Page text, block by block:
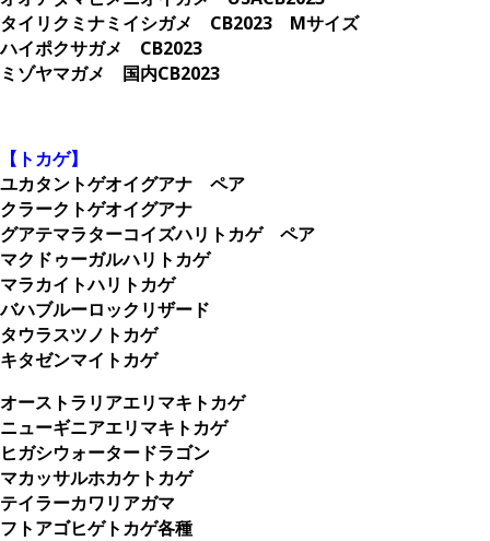
タイリクミナミイシガメ CB2023 Mサイズ
ハイポクサガメ CB2023
ミゾヤマガメ 国内CB2023
【トカゲ】
ユカタントゲオイグアナ ペア
クラークトゲオイグアナ
グアテマラターコイズハリトカゲ ペア
マクドゥーガルハリトカゲ
マラカイトハリトカゲ
バハブルーロックリザード
タウラスツノトカゲ
キタゼンマイトカゲ
オーストラリアエリマキトカゲ
ニューギニアエリマキトカゲ
ヒガシウォータードラゴン
マカッサルホカケトカゲ
テイラーカワリアガマ
フトアゴヒゲトカゲ各種